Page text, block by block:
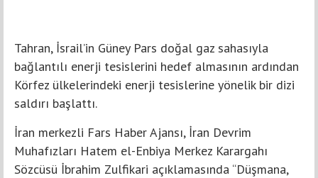
Tahran, İsrail’in Güney Pars doğal gaz sahasıyla
bağlantılı enerji tesislerini hedef almasının ardından
Körfez ülkelerindeki enerji tesislerine yönelik bir dizi
saldırı başlattı.
İran merkezli Fars Haber Ajansı, İran Devrim
Muhafızları Hatem el-Enbiya Merkez Karargahı
Sözcüsü İbrahim Zulfikari açıklamasında “Düşmana,